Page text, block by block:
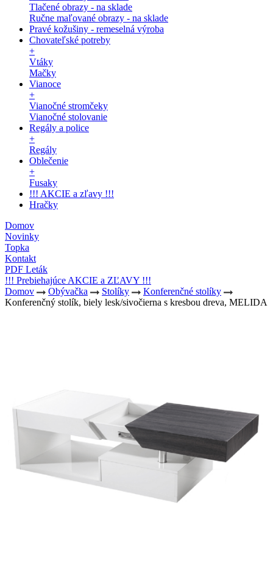
Tlačené obrazy - na sklade
Ručne maľované obrazy - na sklade
Pravé kožušiny - remeselná výroba
Chovateľské potreby
+
Vtáky
Mačky
Vianoce
+
Vianočné stromčeky
Vianočné stolovanie
Regály a police
+
Regály
Oblečenie
+
Fusaky
!!! AKCIE a zľavy !!!
Hračky
Domov
Novinky
Topka
Kontakt
PDF Leták
!!! Prebiehajúce AKCIE a ZĽAVY !!!
Domov
Obývačka Stolíky
Konferenčné stolíky
Konferenčný stolík, biely lesk/sivočierna s kresbou dreva, MELIDA